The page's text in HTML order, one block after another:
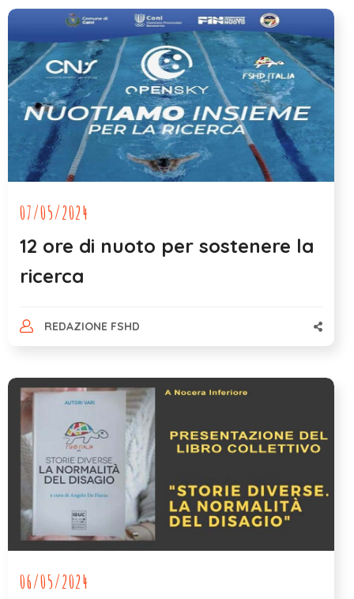
07/05/2024
12 ore di nuoto per sostenere la
ricerca
REDAZIONE FSHD
06/05/2024